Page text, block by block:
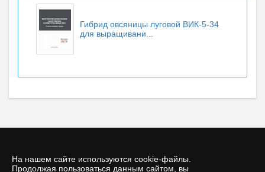
На нашем сайте используются cookie-файлы.
Продолжая пользоваться данным сайтом, вы
Гибрид овсяницы луговой ВИК-5-34
для выращивани...